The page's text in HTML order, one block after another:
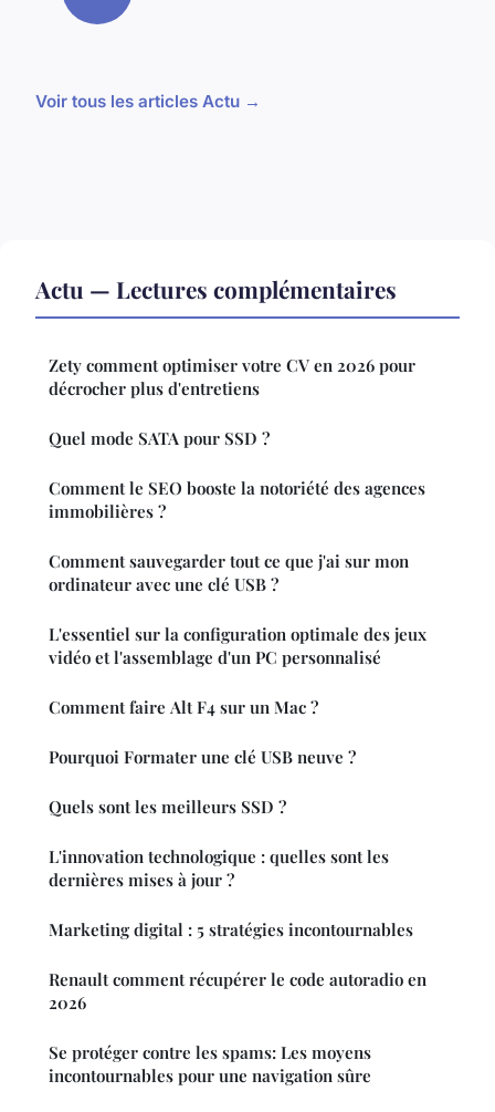
Voir tous les articles Actu →
Actu — Lectures complémentaires
Zety comment optimiser votre CV en 2026 pour
décrocher plus d'entretiens
Quel mode SATA pour SSD ?
Comment le SEO booste la notoriété des agences
immobilières ?
Comment sauvegarder tout ce que j'ai sur mon
ordinateur avec une clé USB ?
L'essentiel sur la configuration optimale des jeux
vidéo et l'assemblage d'un PC personnalisé
Comment faire Alt F4 sur un Mac ?
Pourquoi Formater une clé USB neuve ?
Quels sont les meilleurs SSD ?
L'innovation technologique : quelles sont les
dernières mises à jour ?
Marketing digital : 5 stratégies incontournables
Renault comment récupérer le code autoradio en
2026
Se protéger contre les spams: Les moyens
incontournables pour une navigation sûre